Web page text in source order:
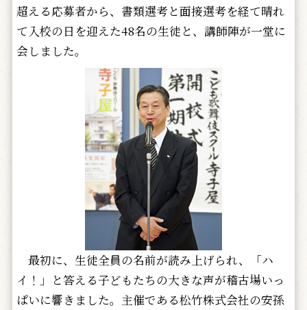
超える応募者から、書類選考と面接選考を経て晴れ
て入校の日を迎えた48名の生徒と、講師陣が一堂に
会しました。
最初に、生徒全員の名前が読み上げられ、「ハ
イ！」と答える子どもたちの大きな声が稽古場いっ
ぱいに響きました。主催である松竹株式会社の安孫